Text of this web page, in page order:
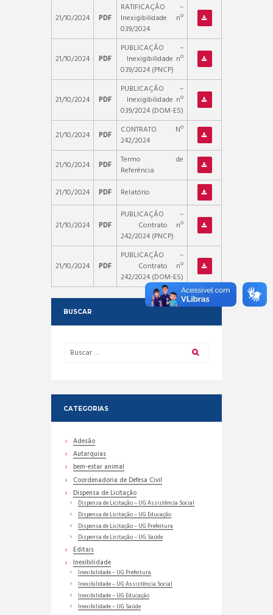
21/10/2024 PDF
RATIFICAÇÃO –
Inexigibilidade nº
039/2024
21/10/2024 PDF
PUBLICAÇÃO –
Inexigibilidade nº
039/2024 (PNCP)
21/10/2024 PDF
PUBLICAÇÃO –
Inexigibilidade nº
039/2024 (DOM-ES)
21/10/2024
PDF
CONTRATO Nº
242/2024
21/10/2024
PDF
Termo de
Referência
21/10/2024
PDF Relatório
21/10/2024 PDF
PUBLICAÇÃO –
Contrato nº
242/2024 (PNCP)
21/10/2024 PDF
PUBLICAÇÃO –
Contrato nº
242/2024 (DOM-ES)
BUSCAR
CATEGORIAS
Adesão
Autarquias
bem-estar animal
Coordenadoria de Defesa Civil
Dispensa de Licitação
Dispensa de Licitação – UG Assistência Social
Dispensa de Licitação – UG Educação
Dispensa de Licitação – UG Prefeitura
Dispensa de Licitação – UG Saúde
Editais
Inexibilidade
Inexibilidade – UG Prefeitura
Inexibilidade – UG Assistência Social
Inexibilidade – UG Educação
Inexibilidade – UG Saúde